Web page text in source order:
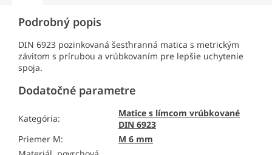
Podrobný popis
DIN 6923 pozinkovaná šesťhranná matica s metrickým
závitom s prírubou a vrúbkovaním pre lepšie uchytenie
spoja.
Dodatočné parametre
Kategória:
Matice s límcom vrúbkované
DIN 6923
Priemer M:
M 6 mm